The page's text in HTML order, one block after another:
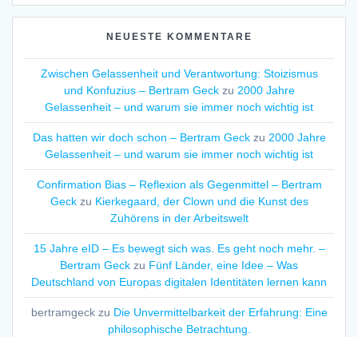
NEUESTE KOMMENTARE
Zwischen Gelassenheit und Verantwortung: Stoizismus
und Konfuzius – Bertram Geckzu 2000 Jahre
Gelassenheit – und warum sie immer noch wichtig ist
Das hatten wir doch schon – Bertram Geckzu 2000 Jahre
Gelassenheit – und warum sie immer noch wichtig ist
Confirmation Bias – Reflexion als Gegenmittel – Bertram
Geckzu Kierkegaard, der Clown und die Kunst des
Zuhörens in der Arbeitswelt
15 Jahre eID – Es bewegt sich was. Es geht noch mehr. –
Bertram Geck zu Fünf Länder, eine Idee – Was
Deutschland von Europas digitalen Identitäten lernen kann
bertramgeckzu Die Unvermittelbarkeit der Erfahrung: Eine
philosophische Betrachtung.